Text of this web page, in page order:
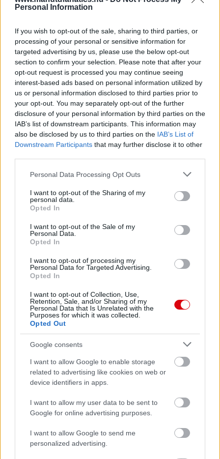
Personal Information
If you wish to opt-out of the sale, sharing to third parties, or
processing of your personal or sensitive information for
targeted advertising by us, please use the below opt-out
section to confirm your selection. Please note that after your
opt-out request is processed you may continue seeing
interest-based ads based on personal information utilized by
us or personal information disclosed to third parties prior to
your opt-out. You may separately opt-out of the further
disclosure of your personal information by third parties on the
IAB’s list of downstream participants. This information may
also be disclosed by us to third parties on the IAB’s List of
Downstream Participants that may further disclose it to other
Please note that this website/app uses one or more Google
not limited to your visit or usage behaviour. You may click to
grant or deny consent to Google and its third-party tags to
use your data for below specified purposes in below Google
consent section.
Personal Data Processing Opt Outs
I want to opt-out of the Sharing of my
personal data.
Opted In
I want to opt-out of the Sale of my
Personal Data.
Opted In
I want to opt-out of processing my
Personal Data for Targeted Advertising.
Opted In
I want to opt-out of Collection, Use,
Retention, Sale, and/or Sharing of my
Personal Data that Is Unrelated with the
Purposes for which it was collected.
Opted Out
Google consents
I want to allow Google to enable storage
related to advertising like cookies on web or
device identifiers in apps.
I want to allow my user data to be sent to
Google for online advertising purposes.
I want to allow Google to send me
personalized advertising.
Meccs Center
Manchester United
Nya Ullevi, Göteborg
2026-08-08 17:00
Leeds United Manchester United